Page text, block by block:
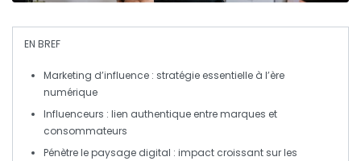
EN BREF
Marketing d’influence : stratégie essentielle à l’ère
numérique
Influenceurs : lien authentique entre marques et
consommateurs
Pénètre lepaysage digital : impact croissant sur les